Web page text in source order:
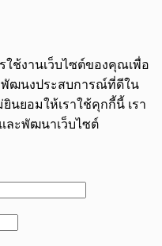
ช้งานเว็บไซต์ของคุณเพื่อ
พัฒนงประสบการณ์ที่ดีใน
นยอมให้เราใช้คุกกี้นี้ เรา
ละพัฒนาเว็บไซต์